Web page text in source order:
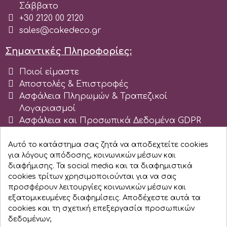
Γενέθλια
Απόκριες-Halloween
Διακοπές
Χριστούγεννα-Πρωτοχρονιά
Πάσχα
Αγ. Βαλεντίνου
Παιδικά
EdableArt
f
FPC Sugarcraft
Fractal Colors
h
Hamilworth
Σάββατο
+30 2120 00 2120
sales@cakedeco.gr
Σημαντικές Πληροφορίες:
Ποιοί είμαστε
Αποστολές & Επιστροφές
Ασφάλεια Πληρωμών & Τραπεζικοί
Λογαριασμοί
Ασφάλεια και Προσωπικά Δεδομένα GDPR
Blog
Εγγραφείτε σαν Εταιρεία
Αυτό το κατάστημα σας ζητά να αποδεχτείτε cookies
για λόγους απόδοσης, κοινωνικών μέσων και
διαφήμισης. Τα social media και τα διαφημιστικά
cookies τρίτων χρησιμοποιούνται για να σας
προσφέρουν λειτουργίες κοινωνικών μέσων και
εξατομικευμένες διαφημίσεις. Αποδέχεστε αυτά τα
cookies και τη σχετική επεξεργασία προσωπικών
δεδομένων;